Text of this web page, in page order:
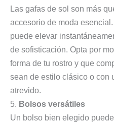
Las gafas de sol son más
accesorio de moda
puede elevar
de sofisticación. Opta por
forma de tu rostro y que
sean de estilo clásico o con
atrevido.
5. Bolsos versátiles
Un bolso bien elegido